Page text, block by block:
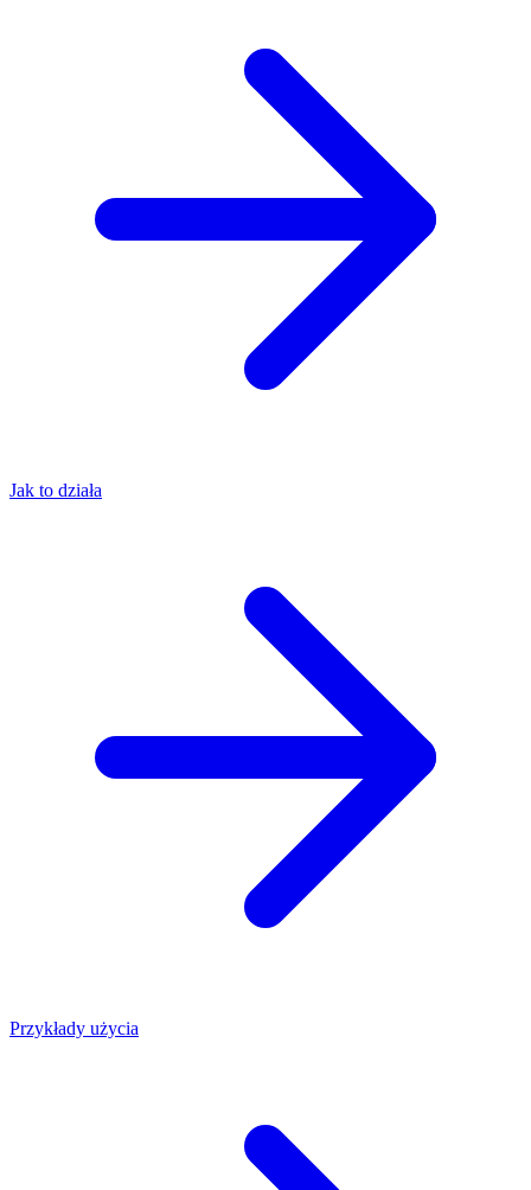
Jak to działa
Przykłady użycia